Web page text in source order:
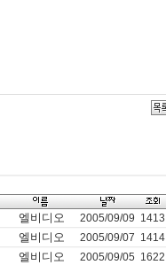
엘비디오 2005/09/09 1413
엘비디오 2005/09/07 1414
엘비디오 2005/09/05 1622